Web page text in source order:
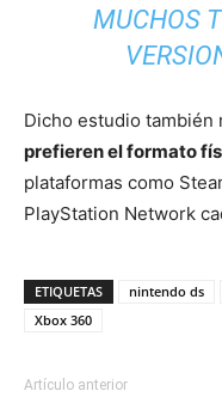
MUCHOS
Dicho estudio también
prefieren el formato
plataformas como
PlayStation Network
ETIQUETAS nintendo ds
Xbox 360
Artículo anterior